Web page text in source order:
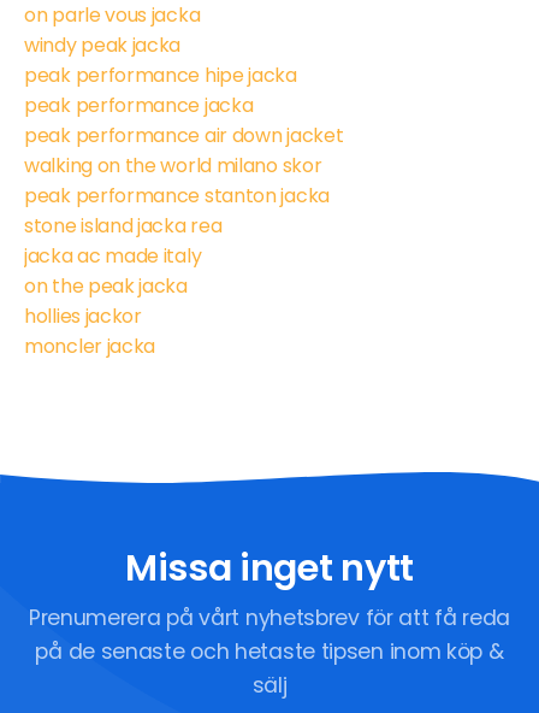
on parle vous jacka
windy peak jacka
peak performance hipe jacka
peak performance jacka
peak performance air down jacket
walking on the world milano skor
peak performance stanton jacka
stone island jacka rea
jacka ac made italy
on the peak jacka
hollies jackor
moncler jacka
Missa inget nytt
Prenumerera på vårt nyhetsbrev för att få reda
på de senaste och hetaste tipsen inom köp &
sälj